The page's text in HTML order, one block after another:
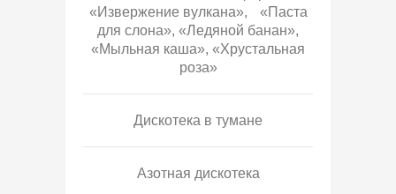
«Извержение вулкана», «Паста
для слона», «Ледяной банан»,
«Мыльная каша», «Хрустальная
роза»
Дискотека в тумане
Азотная дискотека